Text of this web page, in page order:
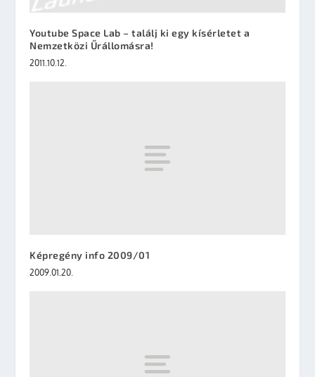
Youtube Space Lab – találj ki egy kísérletet a
Nemzetközi Űrállomásra!
2011.10.12.
Képregény info 2009/01
2009.01.20.